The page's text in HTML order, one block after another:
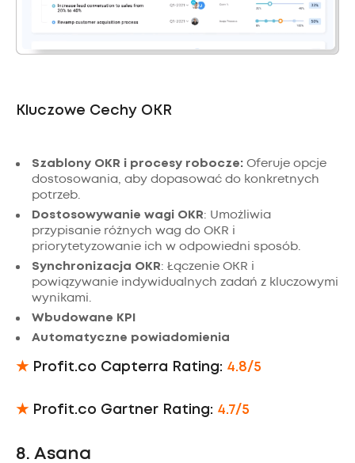
Kluczowe Cechy OKR
Szablony OKR i procesy robocze: Oferuje opcje
dostosowania, aby dopasować do konkretnych
potrzeb.
Dostosowywanie wagi OKR: Umożliwia
przypisanie różnych wag do OKR i
priorytetyzowanie ich w odpowiedni sposób.
Synchronizacja OKR: Łączenie OKR i
powiązywanie indywidualnych zadań z kluczowymi
wynikami.
Wbudowane KPI
Automatyczne powiadomienia
★ Profit.co Capterra Rating: 4.8/5
★ Profit.co Gartner Rating: 4.7/5
8. Asana